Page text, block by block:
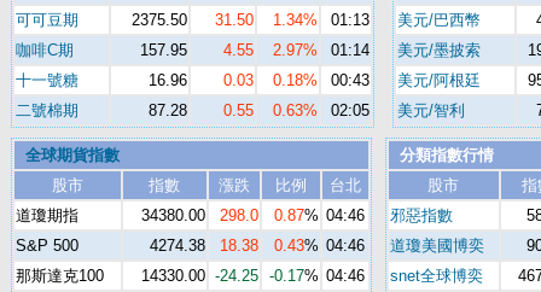
可可豆期
2375.50 31.50 1.34%
01:13
咖啡C期
157.95 4.55 2.97%
01:14
十一號糖
16.96 0.03 0.18%
00:43
二號棉期
87.28 0.55 0.63% 02:05
美元/巴西幣
美元/墨披索
美元/阿根廷
美元/智利
全球期貨指數
股市
指數 漲跌 比例
台北
道瓊期指
34380.00 298.0 0.87% 04:46
S&P 500
4274.38 18.38 0.43% 04:46
那斯達克100
14330.00 -24.25 -0.17% 04:46
分類指數行情
股市
指
邪惡指數
道瓊美國博奕
snet全球博奕